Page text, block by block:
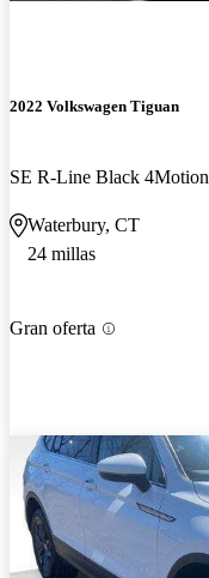
2022 Volkswagen Tiguan
SE R-Line Black 4Motion
Waterbury, CT
24 millas
Gran oferta